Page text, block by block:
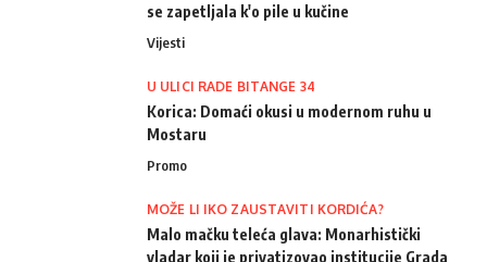
se zapetljala k'o pile u kučine
Vijesti
U ULICI RADE BITANGE 34
Korica: Domaći okusi u modernom ruhu u
Mostaru
Promo
MOŽE LI IKO ZAUSTAVITI KORDIĆA?
Malo mačku teleća glava: Monarhistički
vladar koji je privatizovao institucije Grada